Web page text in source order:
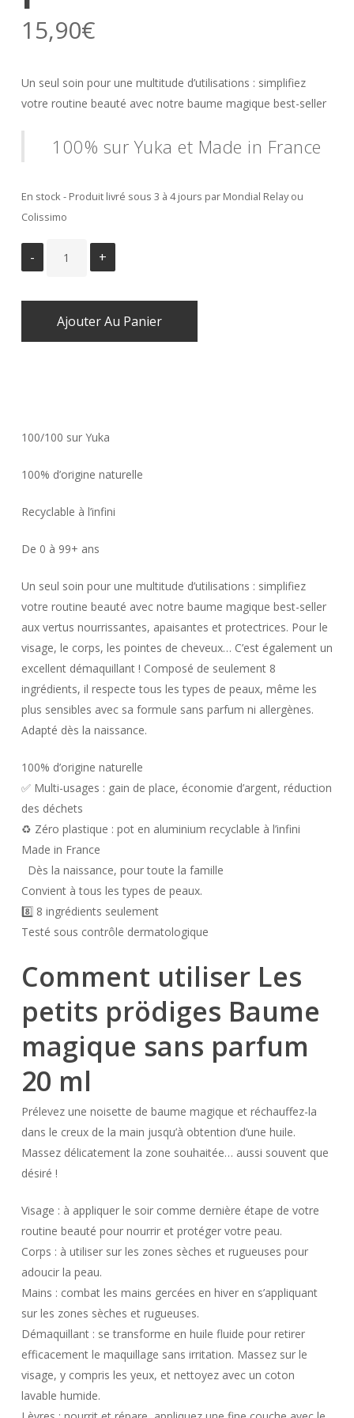
15,90€
Un seul soin pour une multitude d’utilisations : simplifiez
votre routine beauté avec notre baume magique best-seller
100% sur Yuka et Made in France
En stock - Produit livré sous 3 à 4 jours par Mondial Relay ou
Colissimo
Ajouter Au Panier
100/100 sur Yuka
100% d’origine naturelle
Recyclable à l’infini
De 0 à 99+ ans
Un seul soin pour une multitude d’utilisations : simplifiez
votre routine beauté avec notre baume magique best-seller
aux vertus nourrissantes, apaisantes et protectrices. Pour le
visage, le corps, les pointes de cheveux… C’est également un
excellent démaquillant ! Composé de seulement 8
ingrédients, il respecte tous les types de peaux, même les
plus sensibles avec sa formule sans parfum ni allergènes.
Adapté dès la naissance.
100% d’origine naturelle
✅ Multi-usages : gain de place, économie d’argent, réduction
des déchets
♻️ Zéro plastique : pot en aluminium recyclable à l’infini
Made in France
‍ ‍ Dès la naissance, pour toute la famille
Convient à tous les types de peaux.
8️⃣ 8 ingrédients seulement
Testé sous contrôle dermatologique
Comment utiliser Les
petits prödiges Baume
magique sans parfum
20 ml
Prélevez une noisette de baume magique et réchauffez-la
dans le creux de la main jusqu’à obtention d’une huile.
Massez délicatement la zone souhaitée… aussi souvent que
désiré !
Visage : à appliquer le soir comme dernière étape de votre
routine beauté pour nourrir et protéger votre peau.
Corps : à utiliser sur les zones sèches et rugueuses pour
adoucir la peau.
Mains : combat les mains gercées en hiver en s’appliquant
sur les zones sèches et rugueuses.
Démaquillant : se transforme en huile fluide pour retirer
efficacement le maquillage sans irritation. Massez sur le
visage, y compris les yeux, et nettoyez avec un coton
lavable humide.